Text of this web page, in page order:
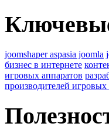
joomshaper aspasia joomla
бизнес в интернете
игровых аппаратов
производителей игровых